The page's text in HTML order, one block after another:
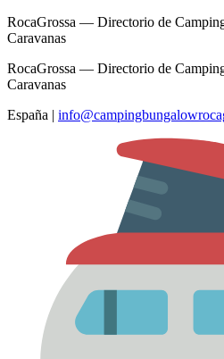
RocaGrossa — Directorio de
Caravanas
RocaGrossa — Directorio de
Caravanas
España |